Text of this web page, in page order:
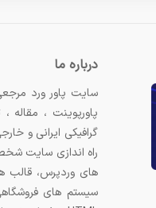
درباره ما
سایت پاور ورد
پاورپوینت ،
گرافیکی ایرانی و
راه اندازی سایت
های وردپرس، قالب
سیستم های